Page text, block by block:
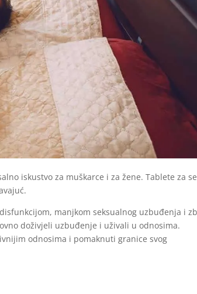
iskustvo za muškarce i za žene. Tablete za
manjkom seksualnog uzbuđenja i
doživjeli uzbuđenje i uživali u odnosima.
odnosima i pomaknuti granice svog